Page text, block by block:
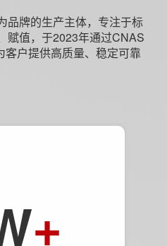
品牌的生产主体，专注于标
赋值，于2023年通过CNAS
户提供高质量、稳定可靠
+